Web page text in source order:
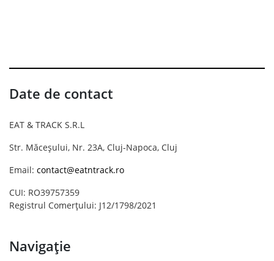
Date de contact
EAT & TRACK S.R.L
Str. Măceșului, Nr. 23A, Cluj-Napoca, Cluj
Email: contact@eatntrack.ro
CUI: RO39757359
Registrul Comerțului: J12/1798/2021
Navigație